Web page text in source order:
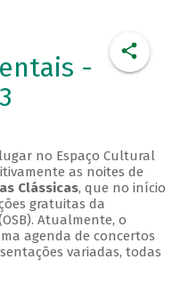
-
no Espaço Cultural
as noites de
Clássicas, que no início
gratuitas da
Atualmente, o
agenda de concertos
variadas, todas